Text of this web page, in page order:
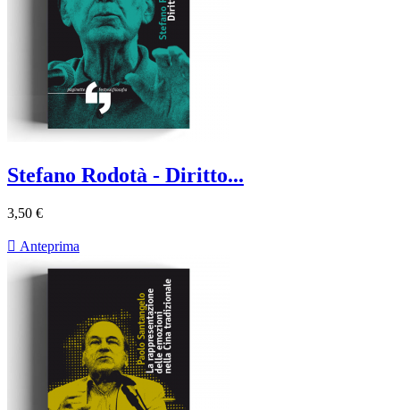
Stefano Rodotà - Diritto...
3,50 €
 Anteprima